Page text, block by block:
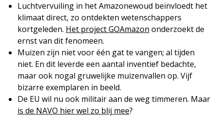
Luchtvervuiling in het Amazonewoud beïnvloedt het
klimaat direct, zo ontdekten wetenschappers
kortgeleden. Het project GOAmazon onderzoekt de
ernst van dit fenomeen.
Muizen zijn niet voor één gat te vangen; al tijden
niet. En dit leverde een aantal inventief bedachte,
maar ook nogal gruwelijke muizenvallen op. Vijf
bizarre exemplaren in beeld.
De EU wil nu ook militair aan de weg timmeren. Maar
is de NAVO hier wel zo blij mee?